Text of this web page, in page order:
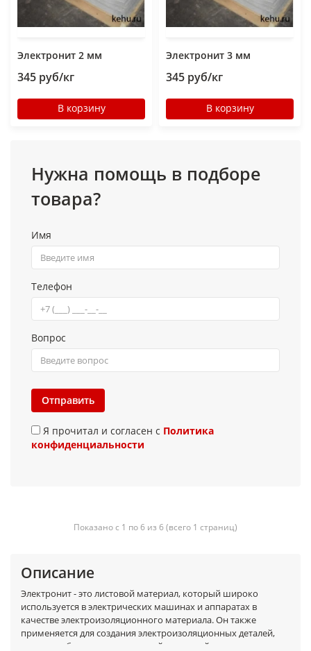
Электронит 2 мм
345 руб/кг
В корзину
Электронит 3 мм
345 руб/кг
В корзину
Нужна помощь в подборе
товара?
Имя
Телефон
Вопрос
Отправить
Я прочитал и согласен с Политика
конфиденциальности
Показано с 1 по 6 из 6 (всего 1 страниц)
Описание
Электронит - это листовой материал, который широко
используется в электрических машинах и аппаратах в
качестве электроизоляционного материала. Он также
применяется для создания электроизоляционных деталей,
которые обладают повышенной теплостойкостью и